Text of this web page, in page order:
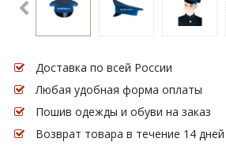
Доставка по всей России
Любая удобная форма оплаты
Пошив одежды и обуви на заказ
Возврат товара в течение 14 дней